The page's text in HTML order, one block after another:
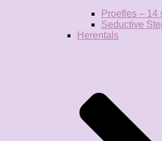
Proefles – 14
Seductive
Herentals